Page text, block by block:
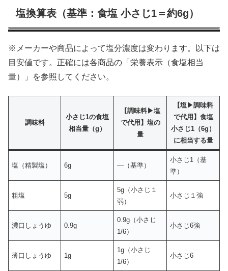
塩換算表（基準：食塩 小さじ1＝約6g）
※メーカーや商品によって塩分濃度は変わります。以下は
目安値です。正確には各商品の「栄養表示（食塩相当
量）」を参照してください。
調味料
小さじ1の食塩
相当量（g）
【調味料▶︎塩
で代用】塩の
量
【塩▶︎調味料
で代用】食塩
小さじ1（6g）
に相当する量
塩（精製塩） 6g —（基準）
小さじ1（基
準）
粗塩 5g
5g（小さじ１
弱）
小さじ１強
濃口しょうゆ 0.9g
0.9g（小さじ
1/6）
小さじ6強
薄口しょうゆ 1g
1g（小さじ
1/6）
小さじ6